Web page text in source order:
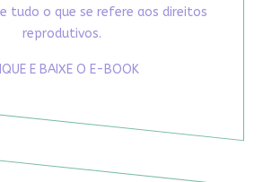
tudo o que se refere aos direitos
reprodutivos.
E BAIXE O E-BOOK